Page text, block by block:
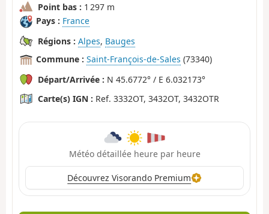
Point bas : 1 297 m
Pays : France
Régions : Alpes, Bauges
Commune : Saint-François-de-Sales (73340)
Départ/Arrivée : N 45.6772° / E 6.032173°
Carte(s) IGN : Ref. 3332OT, 3432OT, 3432OTR
Météo détaillée heure par heure
Découvrez Visorando Premium